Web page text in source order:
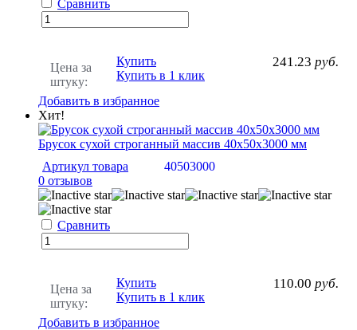
Сравнить
Цена за
штуку:
241.23 руб.
Купить
Купить в 1 клик
Добавить в избранное
Хит!
Брусок сухой строганный массив 40х50х3000 мм
Артикул товара
40503000
0 отзывов
Сравнить
Цена за
штуку:
110.00 руб.
Купить
Купить в 1 клик
Добавить в избранное